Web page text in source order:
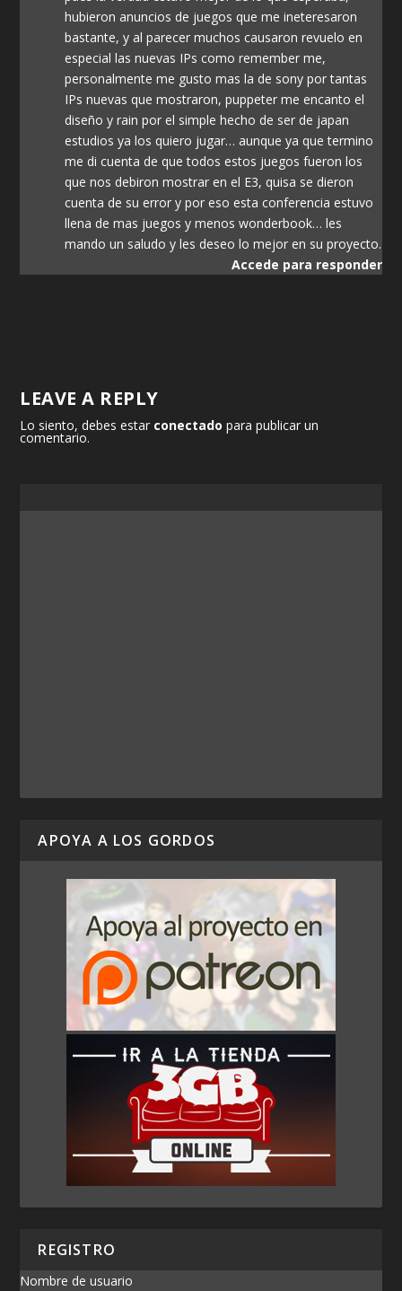
hubieron anuncios de juegos que me ineteresaron
bastante, y al parecer muchos causaron revuelo en
especial las nuevas IPs como remember me,
personalmente me gusto mas la de sony por tantas
IPs nuevas que mostraron, puppeter me encanto el
diseño y rain por el simple hecho de ser de japan
estudios ya los quiero jugar… aunque ya que termino
me di cuenta de que todos estos juegos fueron los
que nos debiron mostrar en el E3, quisa se dieron
cuenta de su error y por eso esta conferencia estuvo
llena de mas juegos y menos wonderbook… les
mando un saludo y les deseo lo mejor en su proyecto.
Accede para responder
LEAVE A REPLY
Lo siento, debes estar conectado para publicar un
comentario.
APOYA A LOS GORDOS
REGISTRO
Nombre de usuario